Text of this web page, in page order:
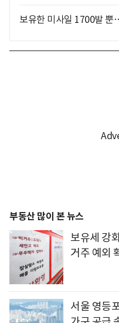
보유한 미사일 1700발
부동산 많이 본 뉴스
보유세 강
거주 예외
서울 영등